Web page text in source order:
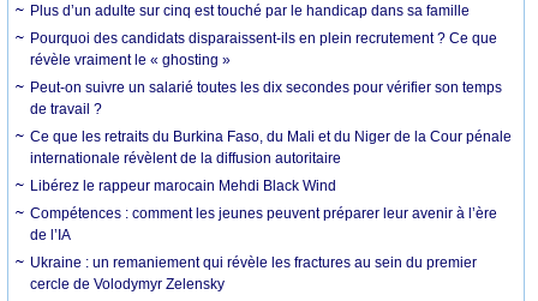
Plus d’un adulte sur cinq est touché par le handicap dans sa famille
Pourquoi des candidats disparaissent-ils en plein recrutement ? Ce que
révèle vraiment le « ghosting »
Peut-on suivre un salarié toutes les dix secondes pour vérifier son temps
de travail ?
Ce que les retraits du Burkina Faso, du Mali et du Niger de la Cour pénale
internationale révèlent de la diffusion autoritaire
Libérez le rappeur marocain Mehdi Black Wind
Compétences : comment les jeunes peuvent préparer leur avenir à l’ère
de l’IA
Ukraine : un remaniement qui révèle les fractures au sein du premier
cercle de Volodymyr Zelensky